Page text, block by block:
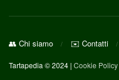
👥 Chi siamo ✉️ Contatti
Tartapedia © 2024 | Cookie Policy